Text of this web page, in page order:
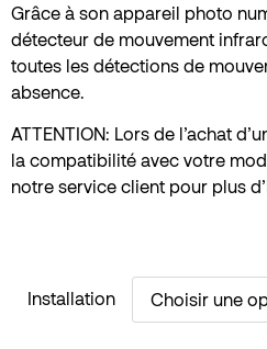
Grâce à son appareil photo
détecteur de mouvement
toutes les détections de
absence.
ATTENTION: Lors de l’achat
la compatibilité avec votre
notre service client pour plus
Installation